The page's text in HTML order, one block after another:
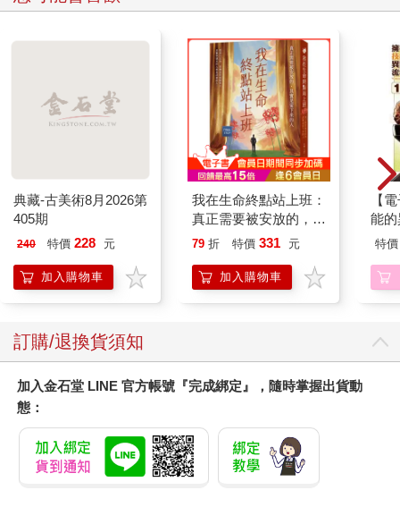
典藏-古美術8月2026第
405期
240 特價 228 元
加入購物車
我在生命終點站上班：
真正需要被安放的，其
實是留下來的人
79 折 特價 331 元
加入購物車
【
能
(1)
特價
訂購/退換貨須知
加入金石堂 LINE 官方帳號『完成綁定』，隨時掌握出貨動
態：